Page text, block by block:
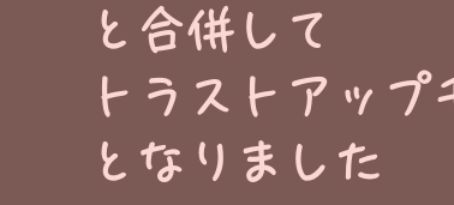
と合併して
トラストアップ
​となりました